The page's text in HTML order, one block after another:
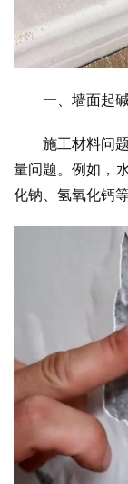
一、墙面起
施工材料问
量问题。例如，
化钠、氢氧化钙